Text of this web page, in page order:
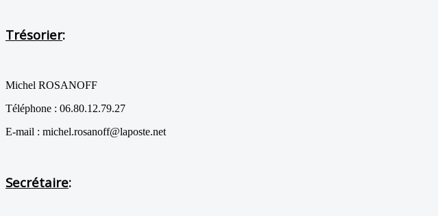
Trésorier:
Michel ROSANOFF
Téléphone : 06.80.12.79.27
E-mail : michel.rosanoff@laposte.net
Secrétaire: